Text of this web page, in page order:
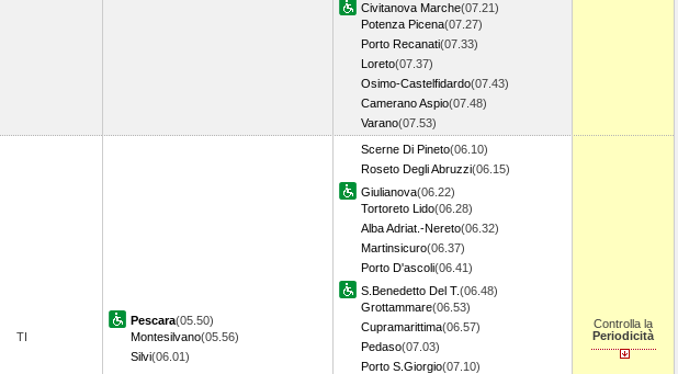
Civitanova Marche(07.21)
Potenza Picena(07.27)
Porto Recanati(07.33)
Loreto(07.37)
Osimo-Castelfidardo(07.43)
Camerano Aspio(07.48)
Varano(07.53)
TI
Pescara(05.50)
Montesilvano(05.56)
Silvi(06.01)
Scerne Di Pineto(06.10)
Roseto Degli Abruzzi(06.15)
Giulianova(06.22)
Tortoreto Lido(06.28)
Alba Adriat.-Nereto(06.32)
Martinsicuro(06.37)
Porto D'ascoli(06.41)
S.Benedetto Del T.(06.48)
Grottammare(06.53)
Cupramarittima(06.57)
Pedaso(07.03)
Porto S.Giorgio(07.10)
Controlla la
Periodicità